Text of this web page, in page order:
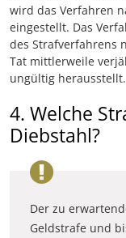
wird das Verfahren
eingestellt. Das
des Strafverfahrens
Tat mittlerweile
ungültig herausstellt.
4. Welche
Diebstahl?
Der zu
Geldstrafe und